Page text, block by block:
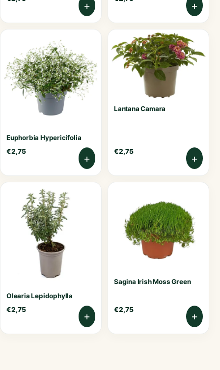
+ +
Euphorbia Hypericifolia
€2,75
+
Lantana Camara
€2,75
+
Olearia Lepidophylla
€2,75
+
Sagina Irish Moss Green
€2,75
+